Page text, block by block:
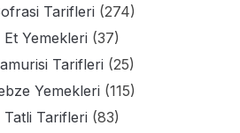
Tarifleri (274)
Et Yemekleri (37)
Tarifleri (25)
Yemekleri (115)
Tatli Tarifleri (83)